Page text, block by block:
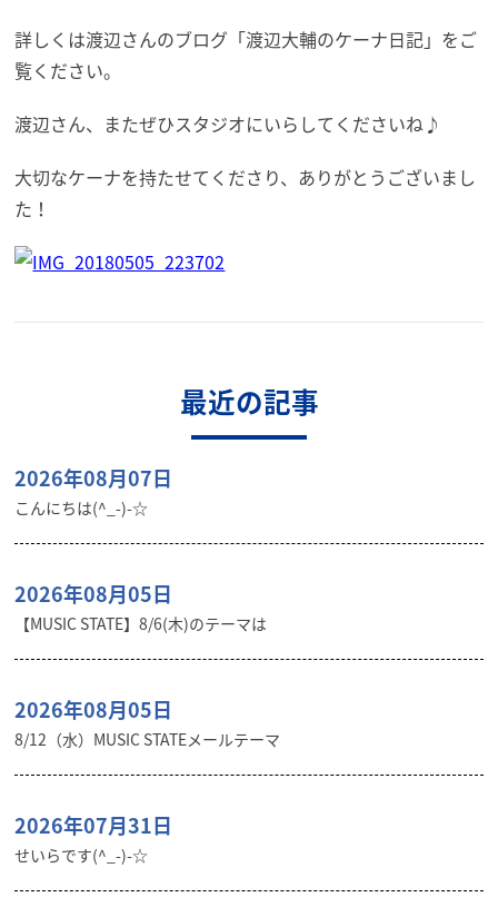
詳しくは渡辺さんのブログ「渡辺大輔のケーナ日記」をご
覧ください。
渡辺さん、またぜひスタジオにいらしてくださいね♪
大切なケーナを持たせてくださり、ありがとうございまし
た！
最近の記事
2026年08月07日
こんにちは(^_-)-☆
2026年08月05日
【MUSIC STATE】8/6(木)のテーマは
2026年08月05日
8/12（水）MUSIC STATEメールテーマ
2026年07月31日
せいらです(^_-)-☆